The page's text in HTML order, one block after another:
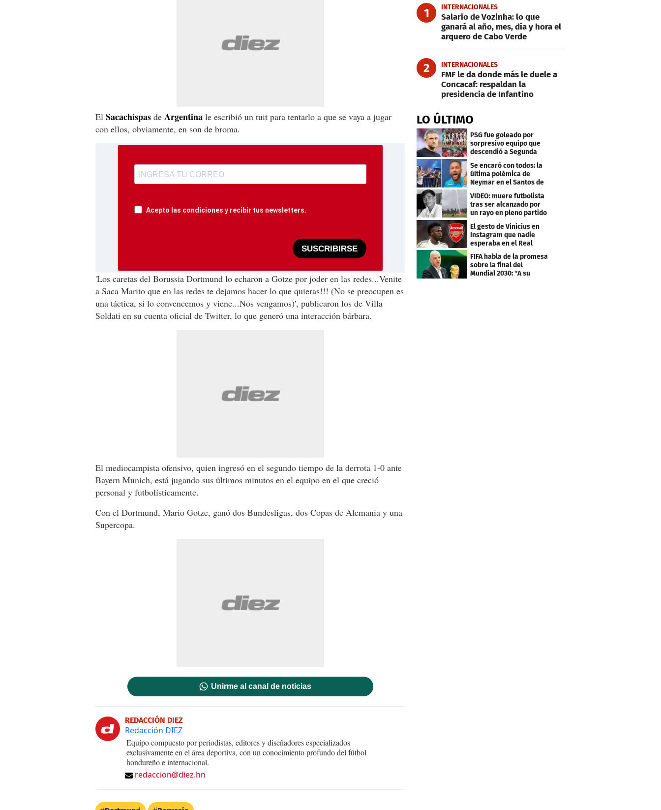
El Sacachispas de Argentina le escribió un tuit para tentarlo a que se vaya a jugar
con ellos, obviamente, en son de broma.
Acepto las condiciones y recibir tus newsletters.
SUSCRIBIRSE
'Los caretas del Borussia Dortmund lo echaron a Gotze por joder en las redes...Venite
a Saca Marito que en las redes te dejamos hacer lo que quieras!!! (No se preocupen es
una táctica, si lo convencemos y viene...Nos vengamos)', publicaron los de Villa
Soldati en su cuenta oficial de Twitter, lo que generó una interacción bárbara.
El mediocampista ofensivo, quien ingresó en el segundo tiempo de la derrota 1-0 ante
Bayern Munich, está jugando sus últimos minutos en el equipo en el que creció
personal y futbolísticamente.
Con el Dortmund, Mario Gotze, ganó dos Bundesligas, dos Copas de Alemania y una
Supercopa.
Unirme al canal de noticias
REDACCIÓN DIEZ
Redacción DIEZ
Equipo compuesto por periodistas, editores y diseñadores especializados
exclusivamente en el área deportiva, con un conocimiento profundo del fútbol
hondureño e internacional.
redaccion@diez.hn
1 INTERNACIONALES
Salario de Vozinha: lo que
ganará al año, mes, día y hora el
arquero de Cabo Verde
2 INTERNACIONALES
FMF le da donde más le duele a
Concacaf: respaldan la
presidencia de Infantino
LO ÚLTIMO
PSG fue goleado por
sorpresivo equipo que
descendió a Segunda
Se encaró con todos: la
última polémica de
Neymar en el Santos de
VIDEO: muere futbolista
tras ser alcanzado por
un rayo en pleno partido
El gesto de Vinicius en
Instagram que nadie
esperaba en el Real
Madrid
FIFA habla de la promesa
sobre la final del
Mundial 2030: "A su